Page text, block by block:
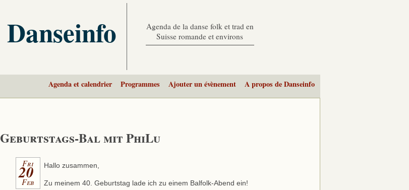
Danseinfo
Agenda de la danse folk et trad en
Suisse romande et environs
Agenda et calendrier Programmes Ajouter un évènement A propos de Danseinfo
Geburtstags-Bal mit PhiLu
Fri
20
Feb
Hallo zusammen,
Zu meinem 40. Geburtstag lade ich zu einem Balfolk-Abend ein!